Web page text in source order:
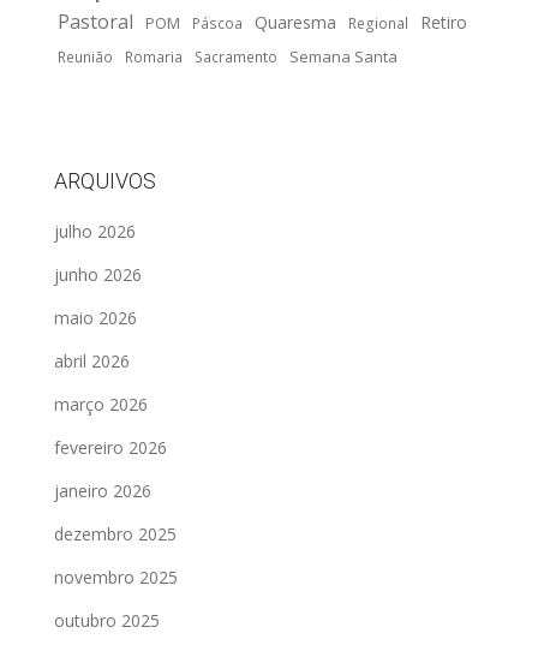
Pastoral
POM Páscoa Quaresma Regional Retiro
Reunião Romaria Sacramento Semana Santa
ARQUIVOS
julho 2026
junho 2026
maio 2026
abril 2026
março 2026
fevereiro 2026
janeiro 2026
dezembro 2025
novembro 2025
outubro 2025